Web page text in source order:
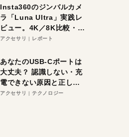
る未来はすぐそこ！
Insta360のジンバルカメ
ラ「Luna Ultra」実践レ
ビュー。4K／8K比較・ズ
ーム・夜間撮影をチェッ
アクセサリ レポート
あなたのUSB-Cポートは
大丈夫？ 認識しない・充
電できない原因と正しい
対策
アクセサリ テクノロジー